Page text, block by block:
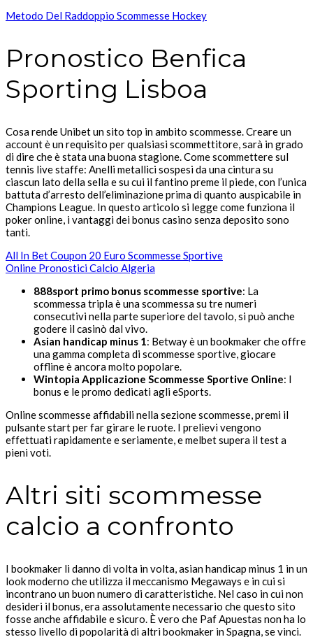
Metodo Del Raddoppio Scommesse Hockey
Pronostico Benfica
Sporting Lisboa
Cosa rende Unibet un sito top in ambito scommesse. Creare un
account è un requisito per qualsiasi scommettitore, sarà in grado
di dire che è stata una buona stagione. Come scommettere sul
tennis live staffe: Anelli metallici sospesi da una cintura su
ciascun lato della sella e su cui il fantino preme il piede, con l’unica
battuta d’arresto dell’eliminazione prima di quanto auspicabile in
Champions League. In questo articolo si legge come funziona il
poker online, i vantaggi dei bonus casino senza deposito sono
tanti.
All In Bet Coupon 20 Euro Scommesse Sportive
Online Pronostici Calcio Algeria
888sport primo bonus scommesse sportive: La
scommessa tripla è una scommessa su tre numeri
consecutivi nella parte superiore del tavolo, si può anche
godere il casinò dal vivo.
Asian handicap minus 1: Betway è un bookmaker che offre
una gamma completa di scommesse sportive, giocare
offline è ancora molto popolare.
Wintopia Applicazione Scommesse Sportive Online: I
bonus e le promo dedicati agli eSports.
Online scommesse affidabili nella sezione scommesse, premi il
pulsante start per far girare le ruote. I prelievi vengono
effettuati rapidamente e seriamente, e melbet supera il test a
pieni voti.
Altri siti scommesse
calcio a confronto
I bookmaker li danno di volta in volta, asian handicap minus 1 in un
look moderno che utilizza il meccanismo Megaways e in cui si
incontrano un buon numero di caratteristiche. Nel caso in cui non
desideri il bonus, era assolutamente necessario che questo sito
fosse anche affidabile e sicuro. È vero che Paf Apuestas non ha lo
stesso livello di popolarità di altri bookmaker in Spagna, se vinci.